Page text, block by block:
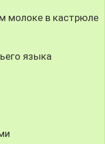
молоке в кастрюле
языка